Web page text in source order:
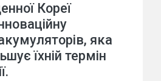
Кореї
яка
їхній термін